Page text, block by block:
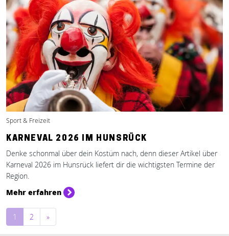
Sport & Freizeit
KARNEVAL 2026 IM HUNSRÜCK
Denke schonmal über dein Kostüm nach, denn dieser Artikel über
Karneval 2026 im Hunsrück liefert dir die wichtigsten Termine der
Region.
Mehr erfahren
Beitragsnavigation
1 2 »